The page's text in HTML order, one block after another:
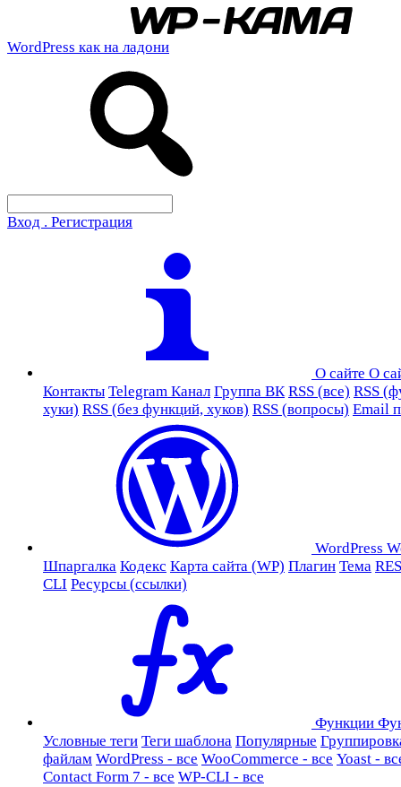
WordPress как на ладони
Вход . Регистрация
О сайте О
Контакты Telegram Канал Группа ВК RSS (все) RSS
хуки) RSS (без функций, хуков) RSS (вопросы) Email
WordPress
Шпаргалка Кодекс Карта сайта (WP) Плагин Тема
CLI Ресурсы (ссылки)
Функции
Условные теги Теги шаблона Популярные
файлам WordPress - все WooCommerce - все Yoast -
Contact Form 7 - все WP-CLI - все